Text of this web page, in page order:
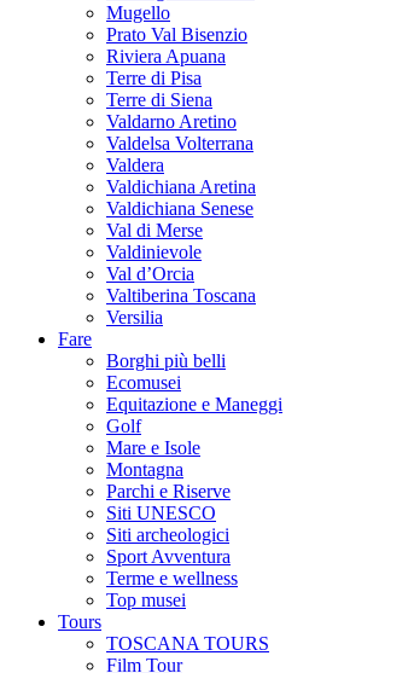
Mugello
Prato Val Bisenzio
Riviera Apuana
Terre di Pisa
Terre di Siena
Valdarno Aretino
Valdelsa Volterrana
Valdera
Valdichiana Aretina
Valdichiana Senese
Val di Merse
Valdinievole
Val d’Orcia
Valtiberina Toscana
Versilia
Fare
Borghi più belli
Ecomusei
Equitazione e Maneggi
Golf
Mare e Isole
Montagna
Parchi e Riserve
Siti UNESCO
Siti archeologici
Sport Avventura
Terme e wellness
Top musei
Tours
TOSCANA TOURS
Film Tour